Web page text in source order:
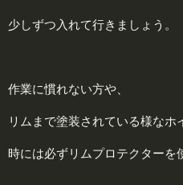
少しずつ入れて行きましょう。
作業に慣れない方や、
リムまで塗装されている様なホ
時には必ずリムプロテクターを